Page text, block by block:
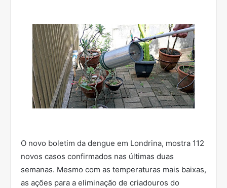
O novo boletim da dengue em Londrina, mostra 112
novos casos confirmados nas últimas duas
semanas. Mesmo com as temperaturas mais baixas,
as ações para a eliminação de criadouros do